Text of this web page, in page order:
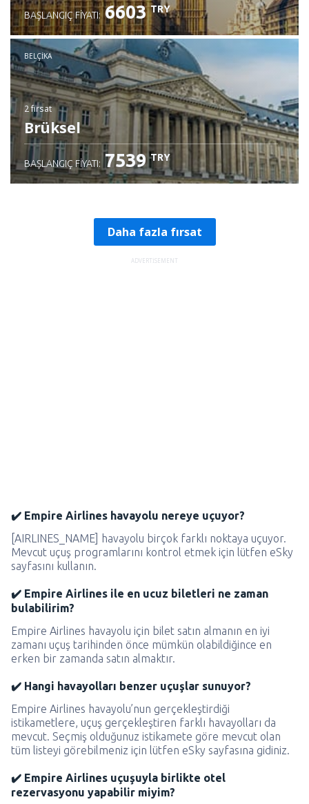
BAŞLANGIÇ FIYATI: 6603 TRY
BELÇIKA
2 fırsat
Brüksel
BAŞLANGIÇ FIYATI: 7539 TRY
Daha fazla fırsat
ADVERTISEMENT
✔️ Empire Airlines havayolu nereye uçuyor?
[AIRLINES_NAME] havayolu birçok farklı noktaya uçuyor.
Mevcut uçuş programlarını kontrol etmek için lütfen eSky
sayfasını kullanın.
✔️ Empire Airlines ile en ucuz biletleri ne zaman
bulabilirim?
Empire Airlines havayolu için bilet satın almanın en iyi
zamanı uçuş tarihinden önce mümkün olabildiğince en
erken bir zamanda satın almaktır.
✔️ Hangi havayolları benzer uçuşlar sunuyor?
Empire Airlines havayolu’nun gerçekleştirdiği
istikametlere, uçuş gerçekleştiren farklı havayolları da
mevcut. Seçmiş olduğunuz istikamete göre mevcut olan
tüm listeyi görebilmeniz için lütfen eSky sayfasına gidiniz.
✔️ Empire Airlines uçuşuyla birlikte otel
rezervasyonu yapabilir miyim?